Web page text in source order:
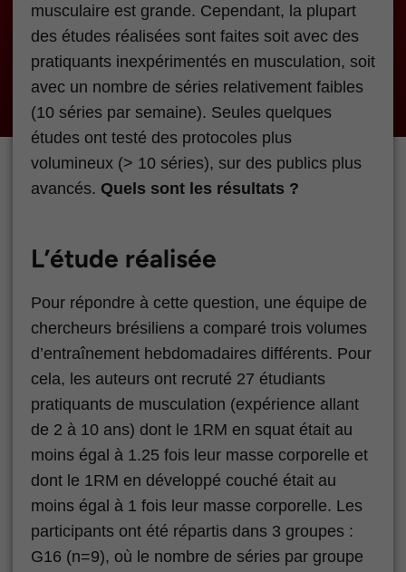
musculaire est grande. Cependant, la plupart
des études réalisées sont faites soit avec des
pratiquants inexpérimentés en musculation, soit
avec un nombre de séries relativement faibles
(10 séries par semaine). Seules quelques
études ont testé des protocoles plus
volumineux (> 10 séries), sur des publics plus
avancés. Quels sont les résultats ?
L’étude réalisée
Pour répondre à cette question, une équipe de
chercheurs brésiliens a comparé trois volumes
d’entraînement hebdomadaires différents. Pour
cela, les auteurs ont recruté 27 étudiants
pratiquants de musculation (expérience allant
de 2 à 10 ans) dont le 1RM en squat était au
moins égal à 1.25 fois leur masse corporelle et
dont le 1RM en développé couché était au
moins égal à 1 fois leur masse corporelle. Les
participants ont été répartis dans 3 groupes :
G16 (n=9), où le nombre de séries par groupe